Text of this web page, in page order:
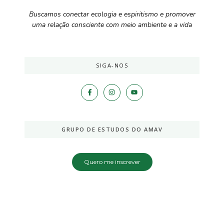
Buscamos conectar ecologia e espiritismo e promover
uma relação consciente com meio ambiente e a vida
SIGA-NOS
GRUPO DE ESTUDOS DO AMAV
Quero me inscrever